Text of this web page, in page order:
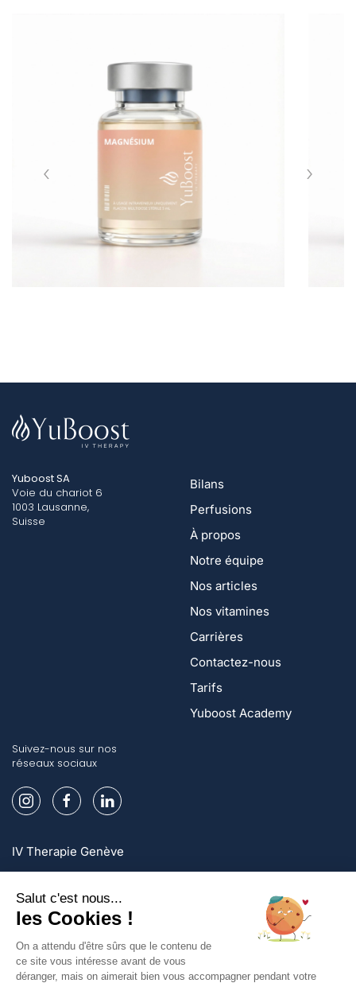
Yuboost SA
Voie du chariot 6
1003 Lausanne,
Suisse
Bilans
Perfusions
À propos
Notre équipe
Nos articles
Nos vitamines
Carrières
Contactez-nous
Tarifs
Yuboost Academy
Suivez-nous sur nos
réseaux sociaux
IV Therapie Genève
IV Therapie Lausanne
IV Therapie Zurich
Inscrivez-vous et profitez d'offres exclusives!